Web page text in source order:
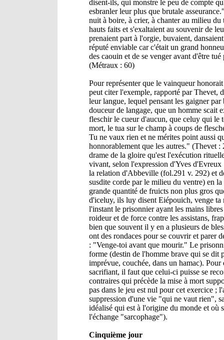
disent-ils, qui monstre le peu de compte
esbranler leur plus que brutale
nuit à boire, à crier, à chanter au milieu
hauts faits et s'exaltaient au souvenir de
prenaient part à l'orgie, buvaient,
réputé enviable car c'était un grand
des caouin et de se venger avant d'être
(Métraux : 60)
Pour représenter que le vainqueur
peut citer l'exemple, rapporté par Thevet,
leur langue, lequel pensant les gaigner
douceur de langage, que un homme scait
fleschir le cueur d'aucun, que celuy qui le
mort, le tua sur le champ à coups de
Tu ne vaux rien et ne mérites point aussi
honnorablement que les autres." (Thevet
drame de la gloire qu'est l'exécution
vivant, selon l'expression d'Yves
la relation d'Abbeville (fol.291 v. 292) et
susdite corde par le milieu du ventre) en
grande quantité de fruicts non plus gros
d'iceluy, ils luy disent Eiépouich, venge
l'instant le prisonnier ayant les mains
roideur et de force contre les assistans,
bien que souvent il y en a plusieurs de
ont des rondaces pour se couvrir et parer
: "Venge-toi avant que mourir." Le
forme (destin de l'homme brave qui se
imprévue, couchée, dans un hamac).
sacrifiant, il faut que celui-ci puisse se
contraires qui précède la mise à mort
pas dans le jeu est nul pour cet exercice ;
suppression d'une vie "qui ne vaut rien",
idéalisé qui est à l'origine du monde et où
l'échange "sarcophage").
Cinquième jour